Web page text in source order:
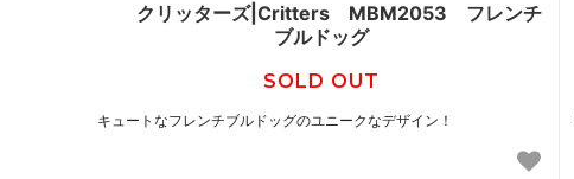
クリッターズ|Critters MBM2053 フレンチ
ブルドッグ
SOLD OUT
キュートなフレンチブルドッグのユニークなデザイン！